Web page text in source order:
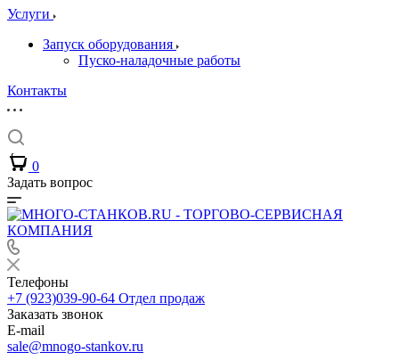
Услуги
Запуск оборудования
Пуско-наладочные работы
Контакты
0
Задать вопрос
Телефоны
+7 (923)039-90-64 Отдел продаж
Заказать звонок
E-mail
sale@mnogo-stankov.ru